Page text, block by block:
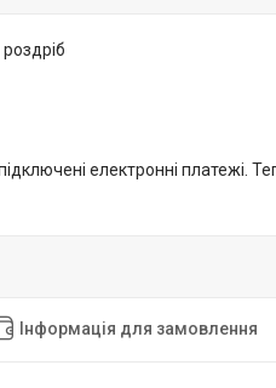
електронні платежі.
Інформація для замовлення